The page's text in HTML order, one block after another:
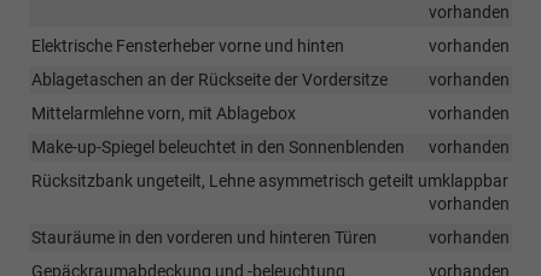
vorhanden
Elektrische Fensterheber vorne und hinten
vorhanden
Ablagetaschen an der Rückseite der Vordersitze
vorhanden
Mittelarmlehne vorn, mit Ablagebox
vorhanden
Make-up-Spiegel beleuchtet in den Sonnenblenden
vorhanden
Rücksitzbank ungeteilt, Lehne asymmetrisch geteilt umklappbar
vorhanden
Stauräume in den vorderen und hinteren Türen
vorhanden
Gepäckraumabdeckung und -beleuchtung
vorhanden